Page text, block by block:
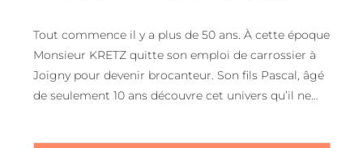
Tout commence il y a plus de 50 ans. À cette époque
Monsieur KRETZ quitte son emploi de carrossier à
Joigny pour devenir brocanteur. Son fils Pascal, âgé
de seulement 10 ans découvre cet univers qu’il ne